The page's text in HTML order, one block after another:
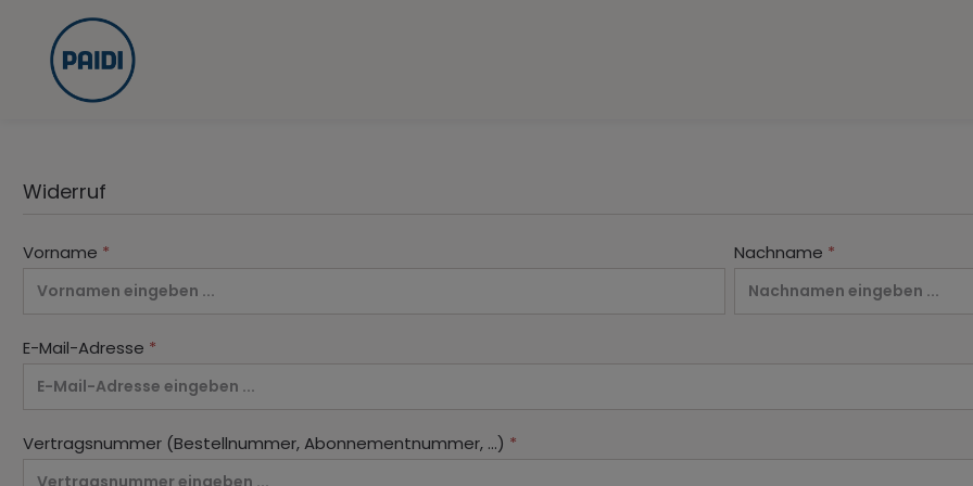
Hauptnavigation springen
Widerruf
Vorname * Nachname *
E-Mail-Adresse *
Vertragsnummer (Bestellnummer, Abonnementnummer, ...) *